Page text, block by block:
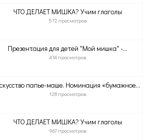
ЧТО ДЕЛАЕТ МИШКА? Учим глаголы
572 просмотров
Презентация для детей "Мой мишка" -...
474 просмотров
папье-маше. Номинация «бумажное...
128 просмотров
ЧТО ДЕЛАЕТ МИШКА? Учим глаголы
967 просмотров